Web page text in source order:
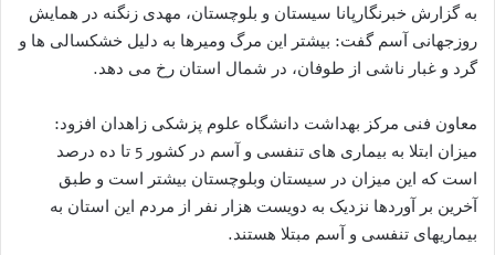
به گزارش خبرنگارپانا سیستان و بلوچستان، مهدی زنگنه در همایش
روزجهانی آسم گفت: بیشتر این مرگ ومیرها به دلیل خشکسالی ها و
گرد و غبار ناشی از طوفان، در شمال استان رخ می دهد.
معاون فنی مرکز بهداشت دانشگاه علوم پزشکی زاهدان افزود:
میزان ابتلا به بیماری های تنفسی و آسم در کشور 5 تا ده درصد
است که این میزان در سیستان وبلوچستان بیشتر است و طبق
آخرین بر آوردها نزدیک به دویست هزار نفر از مردم این استان به
بیماریهای تنفسی و آسم مبتلا هستند.